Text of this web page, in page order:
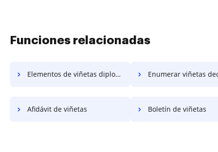
Funciones relacionadas
Elementos de viñetas diploma Enumerar viñetas declaración
Afidávit de viñetas Boletín de viñetas